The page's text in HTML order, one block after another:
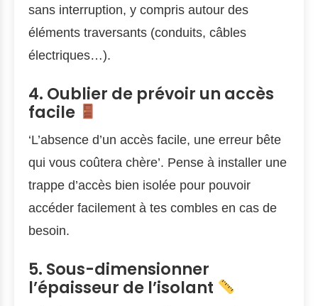
sans interruption, y compris autour des
éléments traversants (conduits, câbles
électriques…).
4. Oublier de prévoir un accès
facile
‘L’absence d’un accès facile, une erreur bête
qui vous coûtera chère’. Pense à installer une
trappe d’accès bien isolée pour pouvoir
accéder facilement à tes combles en cas de
besoin.
5. Sous-dimensionner
l’épaisseur de l’isolant